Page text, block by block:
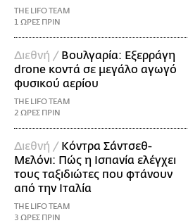
THE LIFO TEAM
1 ΩΡΕΣ ΠΡΙΝ
Διεθνή / Βουλγαρία: Εξερράγη
drone κοντά σε μεγάλο αγωγό
φυσικού αερίου
THE LIFO TEAM
2 ΩΡΕΣ ΠΡΙΝ
Διεθνή / Κόντρα Σάντσεθ-
Μελόνι: Πώς η Ισπανία ελέγχει
τους ταξιδιώτες που φτάνουν
από την Ιταλία
THE LIFO TEAM
3 ΩΡΕΣ ΠΡΙΝ